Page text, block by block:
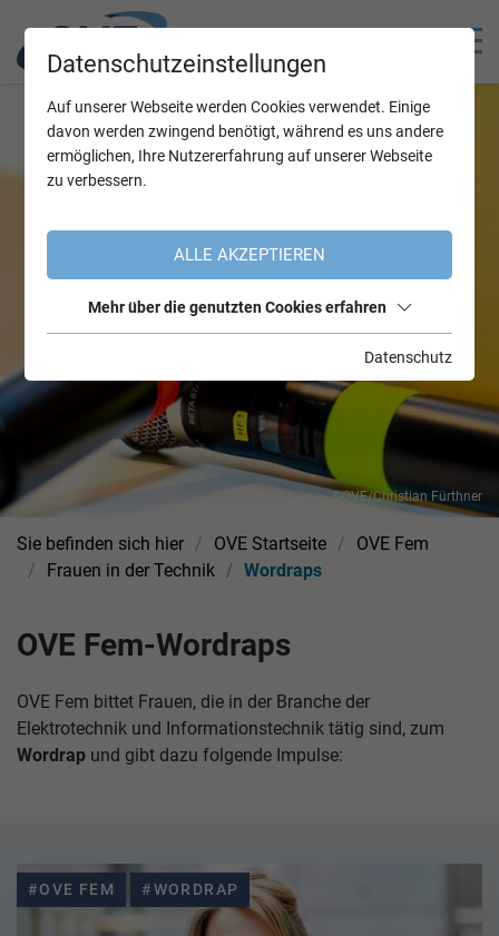
©OVE/Christian Fürthner
Sie befinden sich hier OVE Startseite
OVE Fem
Frauen in der Technik
Wordraps
OVE Fem-Wordraps
OVE Fem bittet Frauen, die in der Branche der
Elektrotechnik und Informationstechnik tätig sind, zum
Wordrap und gibt dazu folgende Impulse:
#OVE FEM #WORDRAP
Datenschutzeinstellungen
Auf unserer Webseite werden Cookies verwendet. Einige
davon werden zwingend benötigt, während es uns andere
ermöglichen, Ihre Nutzererfahrung auf unserer Webseite
zu verbessern.
ALLE AKZEPTIEREN
Mehr über die genutzten Cookies erfahren
Datenschutz